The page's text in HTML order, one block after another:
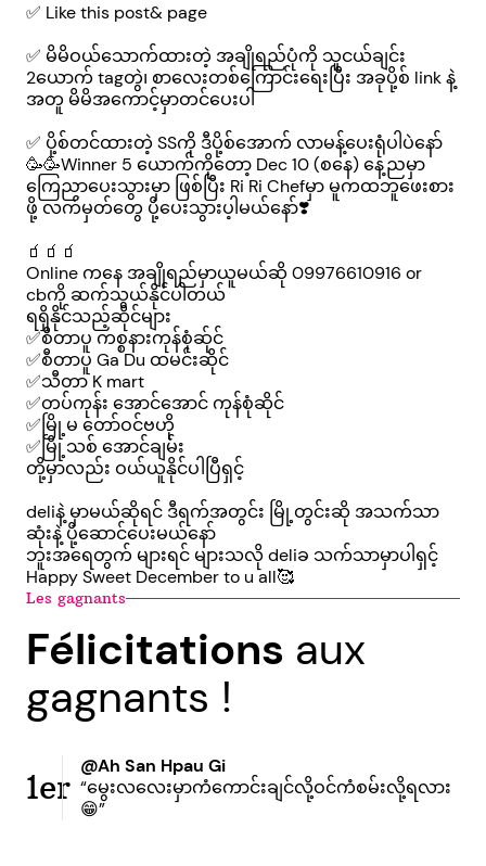
✅ Like this post& page
✅ မိမိဝယ်သောက်ထားတဲ့ အချိုရည်ပုံကို သူငယ်ချင်း
2ယောက် tagတွဲ၊ စာလေးတစ်ကြောင်းရေးပြီး အခုပို့စ် link နဲ့
အတူ မိမိအကောင့်မှာတင်ပေးပါ
✅ ပို့စ်တင်ထားတဲ့ SSကို ဒီပို့စ်အောက် လာမန့်ပေးရုံပါပဲနော်
🥳🥳Winner 5 ယောက်ကိုတော့ Dec 10 (စနေ) နေ့ညမှာ
ကြေညာပေးသွားမှာ ဖြစ်ပြီး Ri Ri Chefမှာ မူကထဘူဖေးစား
ဖို့ လက်မှတ်တွေ ပို့ပေးသွားပ့ါမယ်နော်❣️
🧃🧃🧃
Online ကနေ အချိုရည်မှာယူမယ်ဆို 09976610916 or
cbကို ဆက်သွယ်နိုင်ပါတယ်
ရရှိနိုင်သည့်ဆိုင်များ
✅စီတာပူ ကစ္စနားကုန်စုံဆ်ုင်
✅စီတာပူ Ga Du ထမင်းဆိုင်
✅သီတာ K mart
✅တပ်ကုန်း အောင်အောင် ကုန်စုံဆိုင်
✅မြို့မ တော်ဝင်ဗဟို
✅မြို့သစ် အောင်ချမ်း
တို့မှာလည်း ဝယ်ယူနိုင်ပါပြီရှင့်
deliနဲ့ မှာမယ်ဆိုရင် ဒီရက်အတွင်း မြို့တွင်းဆို အသက်သာ
ဆုံးနဲ့ ပို့ဆောင်ပေးမယ်နော်
ဘူးအရေတွက် များရင် များသလို deliခ သက်သာမှာပါရှင့်
Happy Sweet December to u all🥰
Les gagnants
Félicitations aux
gagnants !
1er
@Ah San Hpau Gi
“မွေးလလေးမှာကံကောင်းချင်လို့ဝင်ကံစမ်းလို့ရလား
😁”